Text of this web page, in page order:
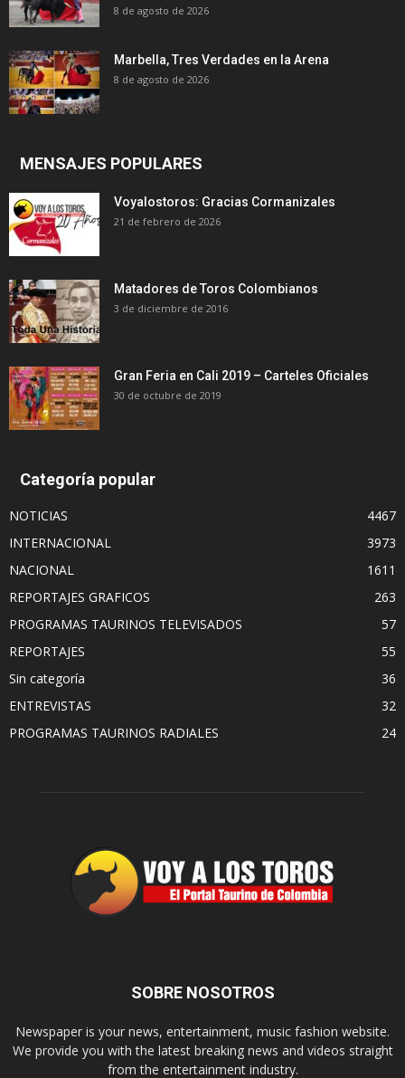
8 de agosto de 2026
Marbella, Tres Verdades en la Arena
8 de agosto de 2026
MENSAJES POPULARES
Voyalostoros: Gracias Cormanizales
21 de febrero de 2026
Matadores de Toros Colombianos
3 de diciembre de 2016
Gran Feria en Cali 2019 – Carteles Oficiales
30 de octubre de 2019
Categoría popular
NOTICIAS
4467
INTERNACIONAL
3973
NACIONAL
1611
REPORTAJES GRAFICOS
263
PROGRAMAS TAURINOS TELEVISADOS
57
REPORTAJES
55
Sin categoría
36
ENTREVISTAS
32
PROGRAMAS TAURINOS RADIALES
24
SOBRE NOSOTROS
Newspaper is your news, entertainment, music fashion website.
We provide you with the latest breaking news and videos straight
from the entertainment industry.